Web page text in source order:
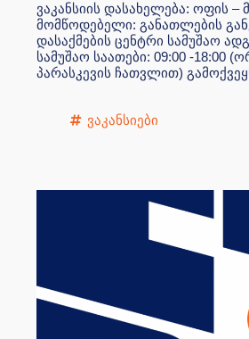
ვაკანსიის დასახელება: ოფის –
მომწოდებელი: განათლების
დასაქმების ცენტრი სამუშაო
სამუშაო საათები: 09:00 -18:00
პარასკევის ჩათვლით)
ვაკანსიები